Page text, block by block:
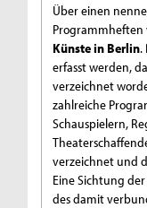
Über einen
Künste in Berlin.
erfasst werden,
verzeichnet
zahlreiche
Schauspielern,
verzeichnet und
Eine Sichtung
des damit